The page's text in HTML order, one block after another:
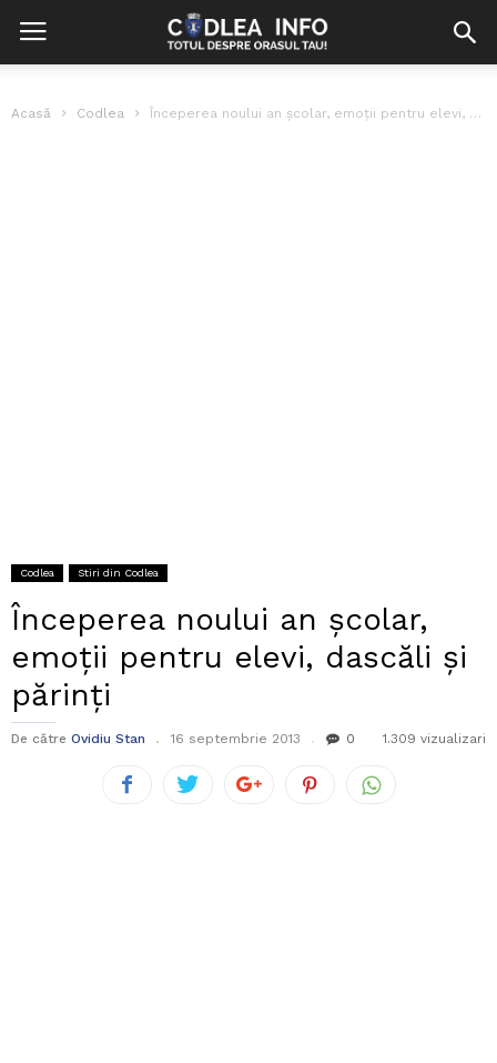
Acasă Codlea Începerea noului an școlar, emoții pentru elevi, dascăli și părinți
Codlea Stiri din Codlea
Începerea noului an școlar,
emoții pentru elevi, dascăli și
părinți
De către Ovidiu Stan 16 septembrie 2013 0 1.309 vizualizari